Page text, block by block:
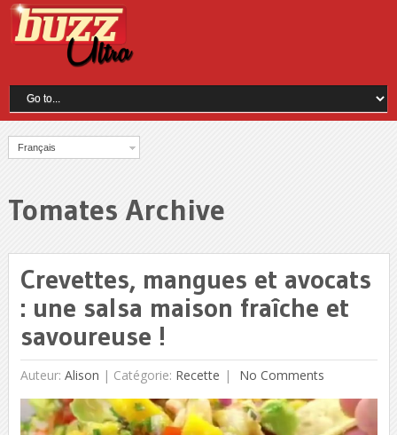
Français
Tomates Archive
Crevettes, mangues et avocats
: une salsa maison fraîche et
savoureuse !
Auteur: Alison | Catégorie: Recette No Comments